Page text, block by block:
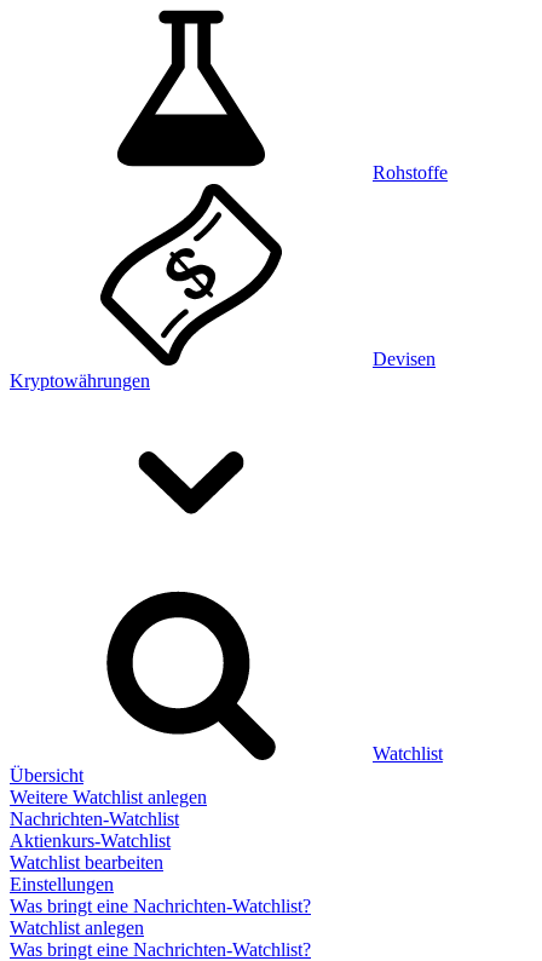
Rohstoffe
Devisen
Kryptowährungen
Watchlist
Übersicht
Weitere Watchlist anlegen
Nachrichten-Watchlist
Aktienkurs-Watchlist
Watchlist bearbeiten
Einstellungen
Was bringt eine Nachrichten-Watchlist?
Watchlist anlegen
Was bringt eine Nachrichten-Watchlist?